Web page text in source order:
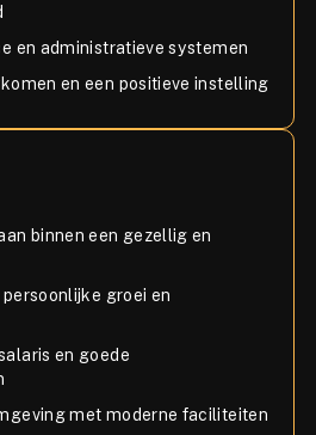
en administratieve systemen
en een positieve instelling
binnen een gezellig en
groei en
en goede
met moderne faciliteiten